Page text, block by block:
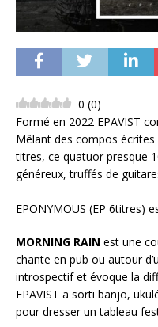
0 (0)
Formé en 2022 EPAVIST
Mêlant des compos écrites
titres, ce quatuor presque
généreux, truffés de
EPONYMOUS (EP 6titres)
MORNING RAIN est une
chante en pub ou autour
introspectif et évoque la
EPAVIST a sorti banjo,
pour dresser un tableau